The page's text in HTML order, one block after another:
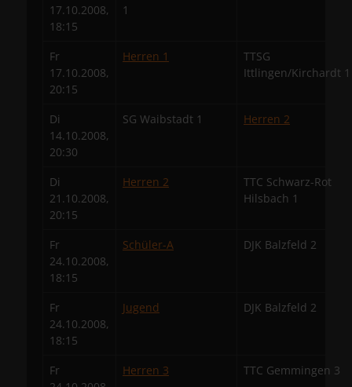
17.10.2008,
18:15
1
Fr
17.10.2008,
20:15
Herren 1
TTSG
Ittlingen/Kirchardt 1
Di
14.10.2008,
20:30
SG Waibstadt 1 Herren 2
Di
21.10.2008,
20:15
Herren 2
TTC Schwarz-Rot
Hilsbach 1
Fr
24.10.2008,
18:15
Schüler-A DJK Balzfeld 2
Fr
24.10.2008,
18:15
Jugend DJK Balzfeld 2
Fr
Herren 3 TTC Gemmingen 3